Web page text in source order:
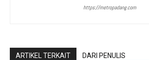
https://metropadang.com
ARTIKEL TERKAIT DARI PENULIS